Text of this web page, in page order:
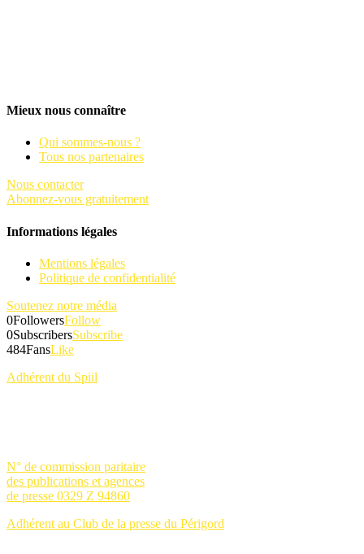
Mieux nous connaître
Qui sommes-nous ?
Tous nos partenaires
Nous contacter
Abonnez-vous gratuitement
Informations légales
Mentions légales
Politique de confidentialité
Soutenez notre média
0FollowersFollow
0SubscribersSubscribe
484FansLike
Adhérent du Spiil
N° de commission paritaire
des publications et agences
de presse 0329 Z 94860
Adhérent au Club de la presse du Périgord